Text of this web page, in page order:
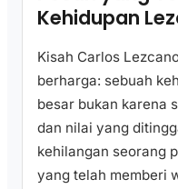
Kehidupan
Kisah Carlos
berharga: sebuah
besar bukan karena
dan nilai yang
kehilangan seorang
yang telah memberi